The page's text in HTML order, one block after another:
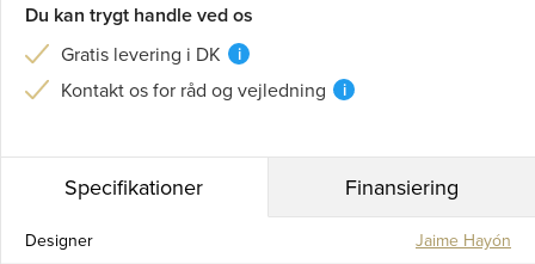
Du kan trygt handle ved os
Gratis levering i DK i
Kontakt os for råd og vejledning i
Specifikationer Finansiering
Designer
Jaime Hayón